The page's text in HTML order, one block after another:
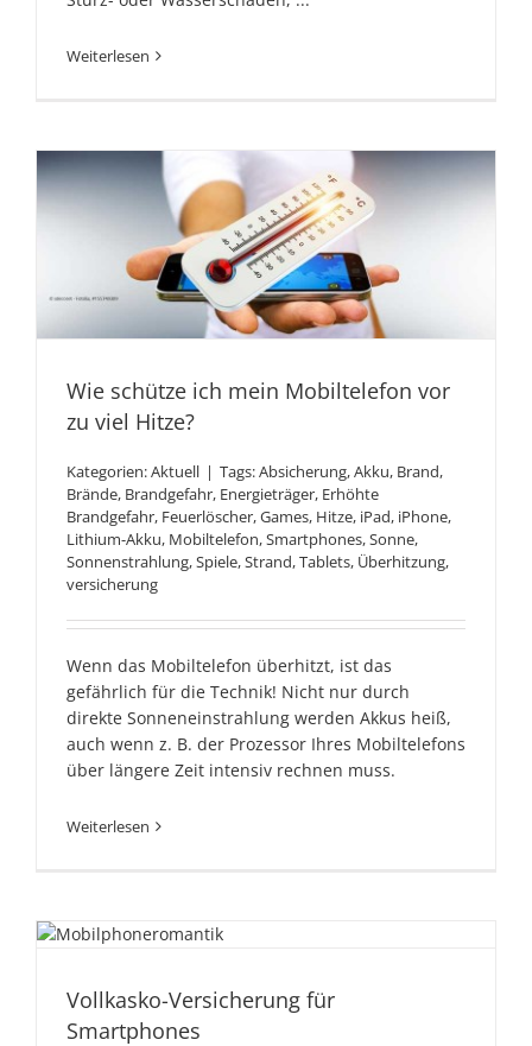
Weiterlesen
Wie schütze ich mein
Mobiltelefon vor zu viel
Hitze?
Wie schütze ich mein Mobiltelefon vor
zu viel Hitze?
Kategorien:Aktuell | Tags:Absicherung,Akku, Brand,
Brände, Brandgefahr, Energieträger, Erhöhte
Brandgefahr, Feuerlöscher,Games, Hitze, iPad, iPhone,
Lithium-Akku, Mobiltelefon,Smartphones,Sonne,
Sonnenstrahlung,Spiele,Strand,Tablets, Überhitzung,
versicherung
Wenn das Mobiltelefon überhitzt, ist das
gefährlich für die Technik! Nicht nur durch
direkte Sonneneinstrahlung werden Akkus heiß,
auch wenn z. B. der Prozessor Ihres Mobiltelefons
über längere Zeit intensiv rechnen muss.
Weiterlesen
Vollkasko-Versicherung für
Smartphones
Vollkasko-Versicherung für
Smartphones